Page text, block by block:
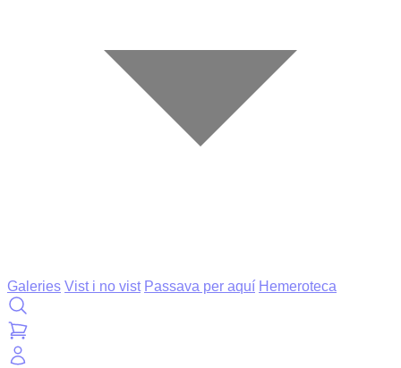
Galeries Vist i no vist Passava per aquí Hemeroteca